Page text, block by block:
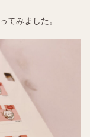
てみました。